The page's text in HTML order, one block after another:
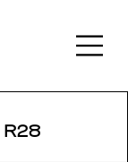
R28